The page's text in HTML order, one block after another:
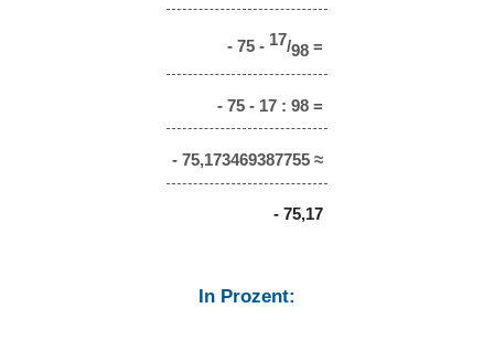
- 75 - 17/98=
- 75 - 17 : 98 =
- 75,173469387755 ≈
- 75,17
In Prozent: